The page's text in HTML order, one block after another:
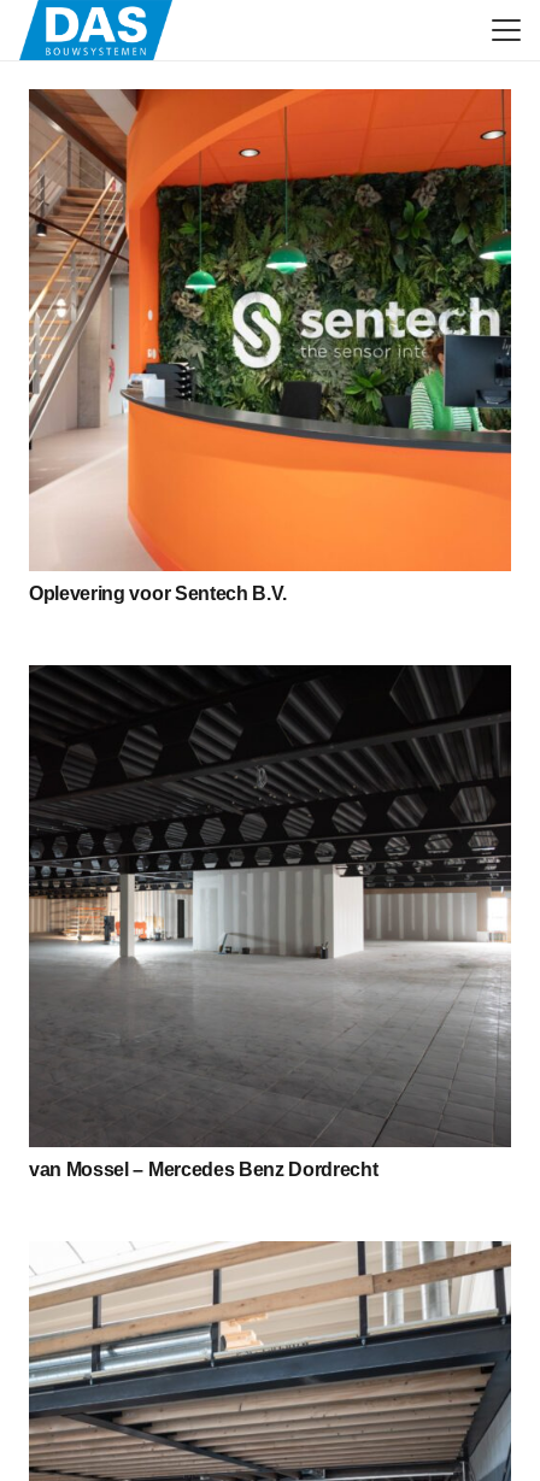
Oplevering voor Sentech B.V.
van Mossel – Mercedes Benz Dordrecht